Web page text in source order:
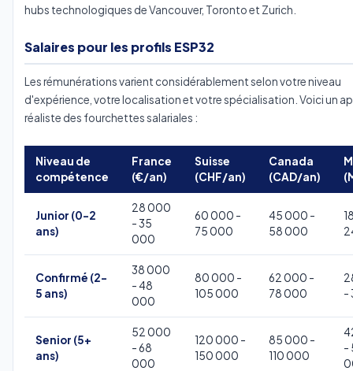
hubs technologiques de Vancouver, Toronto et Zurich.
Salaires pour les profils ESP32
Les rémunérations varient considérablement selon votre niveau
d'expérience, votre localisation et votre spécialisation. Voici un
réaliste des fourchettes salariales :
Niveau de
compétence
France
(€/an)
Suisse
(CHF/an)
Canada
(CAD/an)
Junior (0-2
ans)
28 000
- 35
000
60 000 -
75 000
45 000 -
58 000
Confirmé (2-
5 ans)
38 000
- 48
000
80 000 -
105 000
62 000 -
78 000
-
Senior (5+
ans)
52 000
- 68
000
120 000 -
150 000
85 000 -
110 000
-